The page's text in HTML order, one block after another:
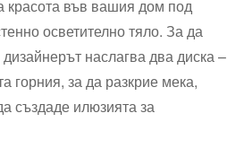
красота във вашия дом под
осветително тяло. За да
наслагва два диска –
горния, за да разкрие мека,
създаде илюзията за